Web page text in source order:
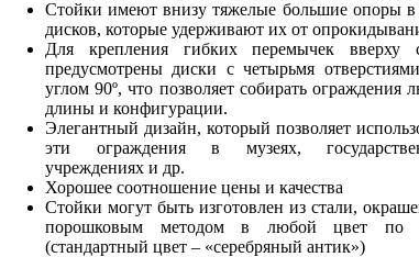
Стойки имеют внизу тяжелые большие опоры в
дисков, которые удерживают их от
Для крепления гибких перемычек вверху
предусмотрены диски с четырьмя
углом 90º, что позволяет собирать ограждения
длины и конфигурации.
Элегантный дизайн, который позволяет
эти ограждения в музеях,
учреждениях и др.
Хорошее соотношение цены и качества
Стойки могут быть изготовлен из стали,
порошковым методом в любой цвет по
(стандартный цвет – «серебряный антик»)